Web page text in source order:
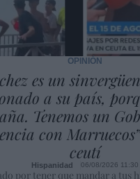
es un
a su país,
Tenemos un
con
ceutí
OPINIÓN
Hispanidad 06/08/2026 11:30
por tener que mandar a tus